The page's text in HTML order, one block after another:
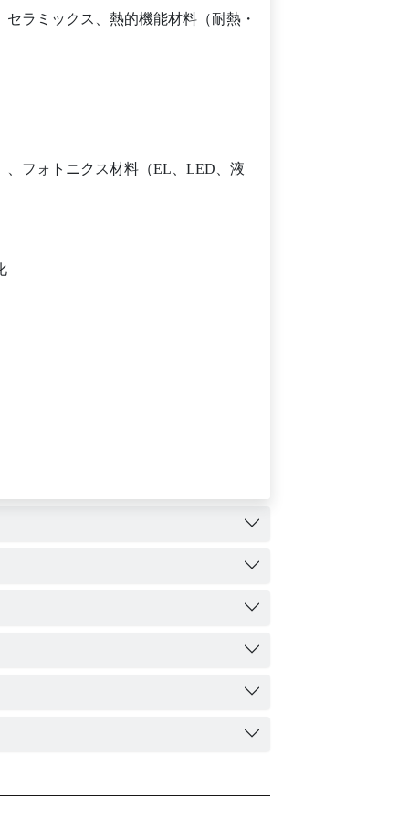
ラミックス、熱的機能材料（耐熱・
フォトニクス材料（EL、LED、液